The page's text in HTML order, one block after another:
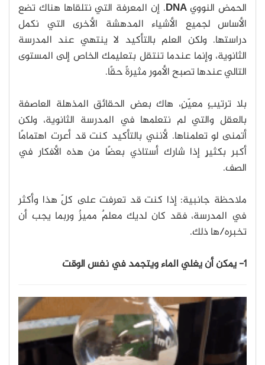
الحمض النوويDNA. إن المعرفة التي نتلقاها هناك تضع
الأساس لجميع الأشياء المدهشة الأخرى التي نكمل
دراستها. ولكن العلم بالتأكيد لا ينتهي عند المدرسة
الثانوية، وإنما عندما تنتقل بتعليمك الخاص إلى المستوى
التالي عندها تصبح الأمور مثيرةً حقًا.
بلا ترتيبٍ معيّنٍ، هاك بعض الحقائق المذهلة العاصفة
بالعقل والتي لم نتعلمها في المدرسة الثانوية، ولكن
أتمنى لو تعلمناها. لأنني بالتأكيد كنت قد أعرت اهتمامًا
أكبر بكثيرٍ إذا شارك أستاذي بعضًا من هذه الأفكار في
الصف.
ملاحظة جانبية: إذا كنت قد تعرفت على كلّ هذا وأكثر
في المدرسة، فقد كان لديك معلمٌ مميزٌ وربما يجب أن
تخبره/ها ذلك.
1- يمكن أن يغلي الماء ويتجمد في نفس الوقت